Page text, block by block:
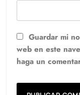
Guardar mi
web en este
haga un